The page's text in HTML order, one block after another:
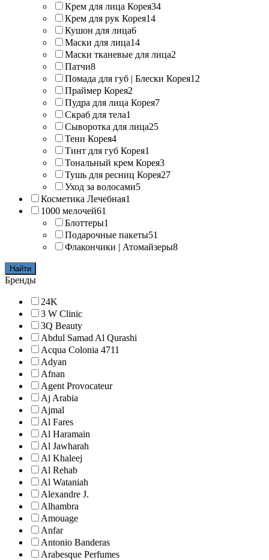
Крем для лица Корея34
Крем для рук Корея14
Кушон для лица6
Маски для лица14
Маски тканевые для лица2
Патчи8
Помада для губ | Блески Корея12
Праймер Корея2
Пудра для лица Корея7
Скраб для тела1
Сыворотка для лица25
Тени Корея4
Тинт для губ Корея1
Тональный крем Корея3
Тушь для ресниц Корея27
Уход за волосами5
Косметика Лечебная1
1000 мелочей61
Блоттеры1
Подарочные пакеты51
Флакончики | Атомайзеры8
Найти
Бренды
24K
3 W Clinic
3Q Beauty
Abdul Samad Al Qurashi
Acqua Colonia 4711
Adyan
Afnan
Agent Provocateur
Aj Arabia
Ajmal
Al Fares
Al Haramain
Al Jawharah
Al Khaleej
Al Rehab
Al Wataniah
Alexandre J.
Alhambra
Amouage
Anfar
Antonio Banderas
Arabesque Perfumes